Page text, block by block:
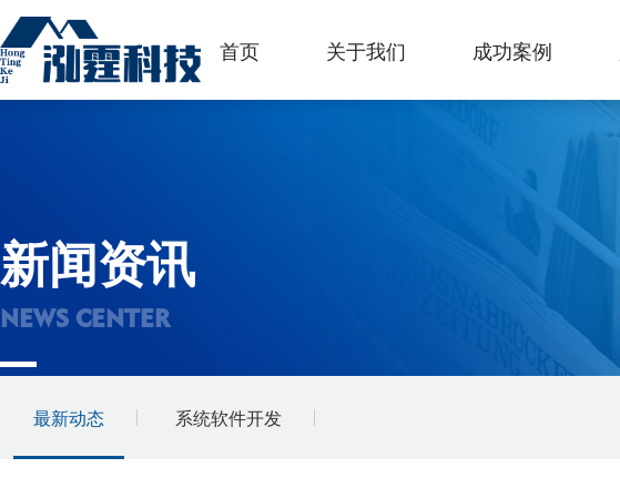
首页 关于我们 成功案例
新闻资讯
NEWS CENTER
最新动态 系统软件开发